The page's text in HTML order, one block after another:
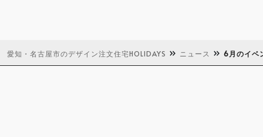
愛知・名古屋市のデザイン注文住宅HOLIDAYS ニュース 6月のイベ